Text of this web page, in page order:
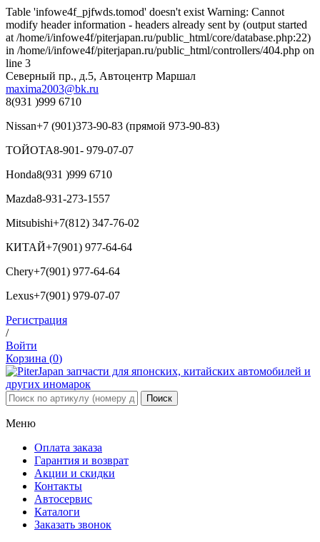
Table 'infowe4f_pjfwds.tomod' doesn't exist Warning: Cannot
modify header information - headers already sent by (output started
at /home/i/infowe4f/piterjapan.ru/public_html/core/database.php:22)
in /home/i/infowe4f/piterjapan.ru/public_html/controllers/404.php on
line 3
Северный пр., д.5, Автоцентр Маршал
maxima2003@bk.ru
8(931 )999 6710
Nissan+7 (901)373-90-83 (прямой 973-90-83)
ТОЙОТА8-901- 979-07-07
Honda8(931 )999 6710
Mazda8-931-273-1557
Mitsubishi+7(812) 347-76-02
КИТАЙ+7(901) 977-64-64
Chery+7(901) 977-64-64
Lexus+7(901) 979-07-07
Регистрация
/
Войти
Корзина (0)
Меню
Оплата заказа
Гарантия и возврат
Акции и скидки
Контакты
Автосервис
Каталоги
Заказать звонок